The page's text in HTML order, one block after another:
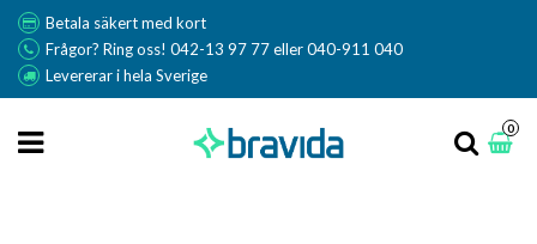
Betala säkert med kort
Frågor? Ring oss! 042-13 97 77 eller 040-911 040
Levererar i hela Sverige
0